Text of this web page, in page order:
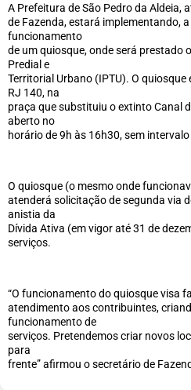
A Prefeitura de São Pedro da Aldeia,
de Fazenda, estará implementando,
funcionamento
de um quiosque, onde será prestado
Predial e
Territorial Urbano (IPTU). O
RJ 140, na
praça que substituiu o extinto Canal
aberto no
horário de 9h às 16h30, sem
O quiosque (o mesmo onde
atenderá solicitação de segunda via
anistia da
Dívida Ativa (em vigor até 31 de
serviços.
“O funcionamento do quiosque visa
atendimento aos contribuintes,
funcionamento de
serviços. Pretendemos criar novos
para
frente” afirmou o secretário de